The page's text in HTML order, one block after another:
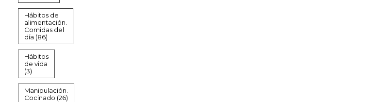
Hábitos de
alimentación.
Comidas del
día (86)
Hábitos
de vida
(3)
Manipulación.
Cocinado (26)